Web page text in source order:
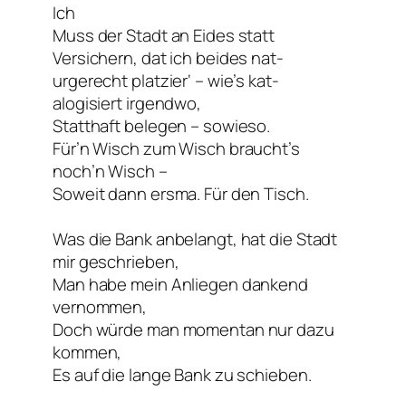
Ich
Muss der Stadt an Eides statt
Versichern, dat ich beides nat-
urgerecht platzier‘ – wie’s kat-
alogisiert irgendwo,
Statthaft belegen – sowieso.
Für’n Wisch zum Wisch braucht’s
noch’n Wisch –
Soweit dann ersma. Für den Tisch.
Was die Bank anbelangt, hat die Stadt
mir geschrieben,
Man habe mein Anliegen dankend
vernommen,
Doch würde man momentan nur dazu
kommen,
Es auf die lange Bank zu schieben.